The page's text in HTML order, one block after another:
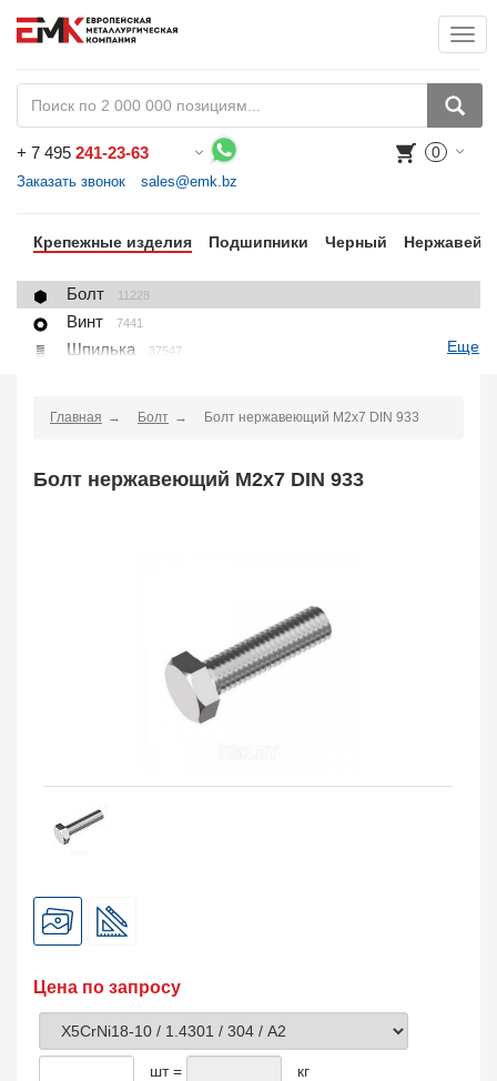
+ 7 495 241-23-63
Заказать звонок sales@emk.bz
0
Крепежные изделия Подшипники Черный
Болт 11228
Винт 7441
Шпилька 37547
Крепление для труб (хомут, скоба, зажим)
Еще
Главная Болт Болт нержавеющий М2х7 DIN 933
Болт нержавеющий М2х7 DIN 933
Цена по запросу
шт = кг